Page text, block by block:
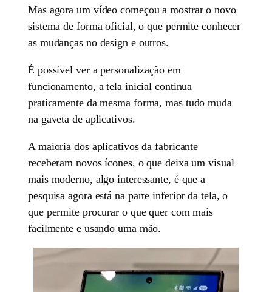
Mas agora um vídeo começou a mostrar o novo
sistema de forma oficial, o que permite conhecer
as mudanças no design e outros.
É possível ver a personalização em
funcionamento, a tela inicial continua
praticamente da mesma forma, mas tudo muda
na gaveta de aplicativos.
A maioria dos aplicativos da fabricante
receberam novos ícones, o que deixa um visual
mais moderno, algo interessante, é que a
pesquisa agora está na parte inferior da tela, o
que permite procurar o que quer com mais
facilmente e usando uma mão.